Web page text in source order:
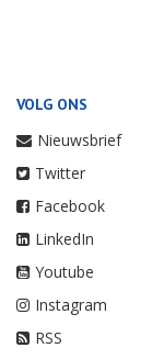
VOLG ONS
Nieuwsbrief
Twitter
Facebook
LinkedIn
Youtube
Instagram
RSS